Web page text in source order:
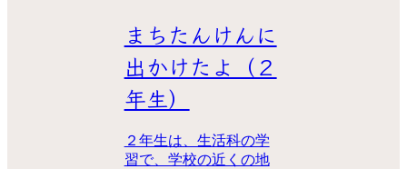
まちたんけんに
出かけたよ（２
年生）
２年生は、生活科の学
習で、学校の近くの地